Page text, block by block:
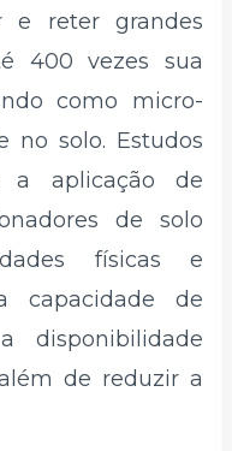
e reter grandes
400 vezes sua
como micro-
no solo. Estudos
a aplicação de
de solo
físicas e
capacidade de
de reduzir a